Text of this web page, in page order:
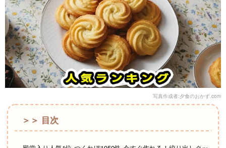
写真作成者:夕食のおかず.com
＞＞ 目次